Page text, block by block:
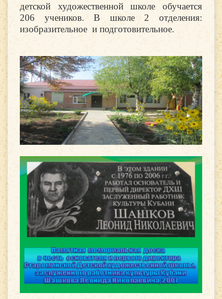
детской художественной школе обучается
206 учеников. В школе 2 отделения:
изобразительное и подготовительное.